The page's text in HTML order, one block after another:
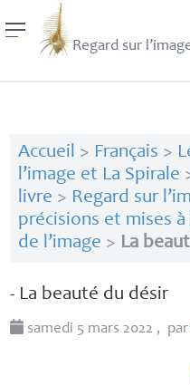
Regard sur
Accueil > Français >
l’image et La Spirale
livre > Regard sur
précisions et mises
de l’image > La
- La beauté du désir
samedi 5 mars 2022 , par